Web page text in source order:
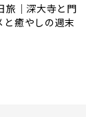
旅｜深大寺と門
癒やしの週末